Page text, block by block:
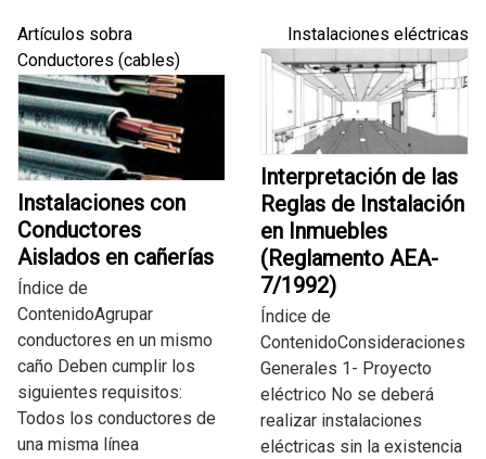
Artículos sobra
Conductores (cables)
Instalaciones con
Conductores
Aislados en cañerías
Índice de
ContenidoAgrupar
conductores en un mismo
caño Deben cumplir los
siguientes requisitos:
Todos los conductores de
una misma línea
Instalaciones eléctricas
Interpretación de las
Reglas de Instalación
en Inmuebles
(Reglamento AEA-
7/1992)
Índice de
ContenidoConsideraciones
Generales 1- Proyecto
eléctrico No se deberá
realizar instalaciones
eléctricas sin la existencia